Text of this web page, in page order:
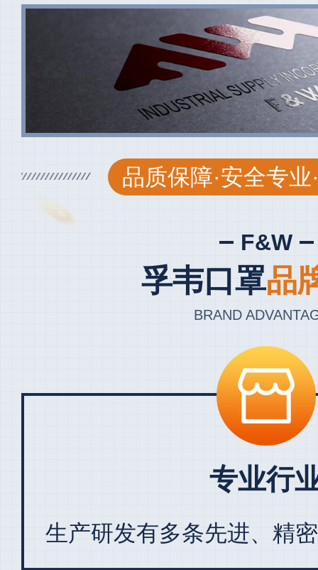
品质保障·安全专业
F&W
孚韦口罩品
BRAND
专业行
生产研发有多条先进、精